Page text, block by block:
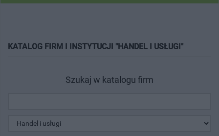
KATALOG FIRM I INSTYTUCJI "HANDEL I USŁUGI"
Szukaj w katalogu firm